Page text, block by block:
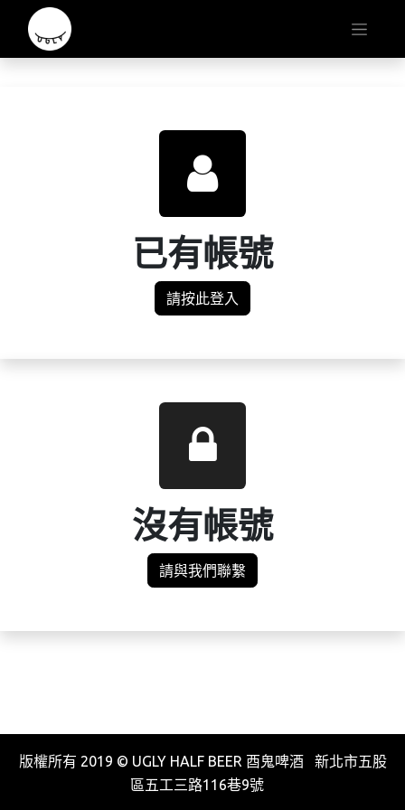
已有帳號
請按此登入
沒有帳號
請與我們聯繫
版權所有 2019 © UGLY HALF BEER 酉鬼啤酒 新北市五股
區五工三路116巷9號